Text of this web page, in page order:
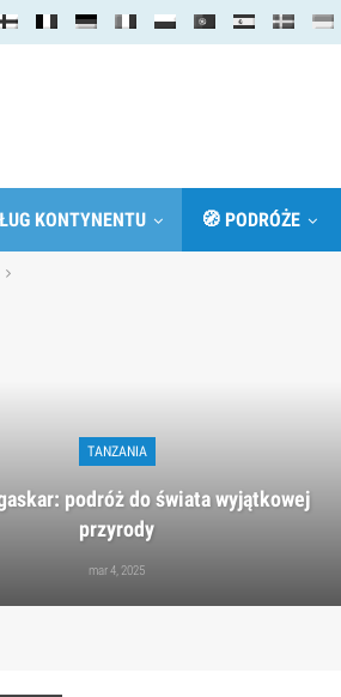
KONTYNENTU 🧭 PODRÓŻE
TANZANIA
podróż do świata wyjątkowej
przyrody
mar 4, 2025